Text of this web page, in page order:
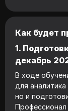
Как будет
1.
декабрь
В ходе
для
но и
Профессионал